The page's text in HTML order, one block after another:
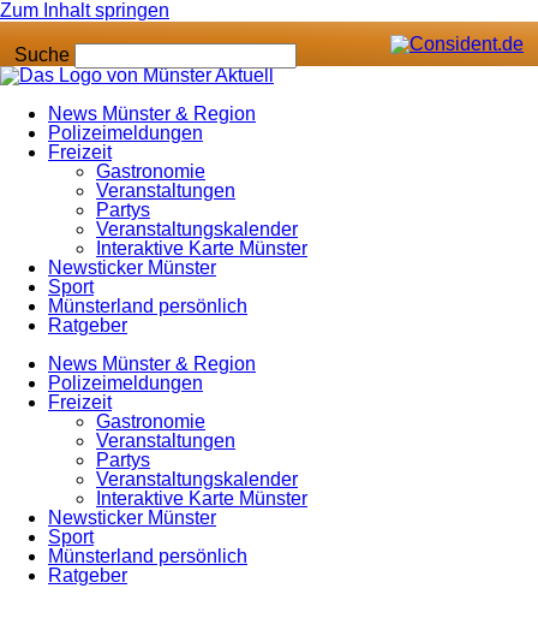
Zum Inhalt springen
Suche
News Münster & Region
Polizeimeldungen
Freizeit
Gastronomie
Veranstaltungen
Partys
Veranstaltungskalender
Interaktive Karte Münster
Newsticker Münster
Sport
Münsterland persönlich
Ratgeber
News Münster & Region
Polizeimeldungen
Freizeit
Gastronomie
Veranstaltungen
Partys
Veranstaltungskalender
Interaktive Karte Münster
Newsticker Münster
Sport
Münsterland persönlich
Ratgeber
Anzeige